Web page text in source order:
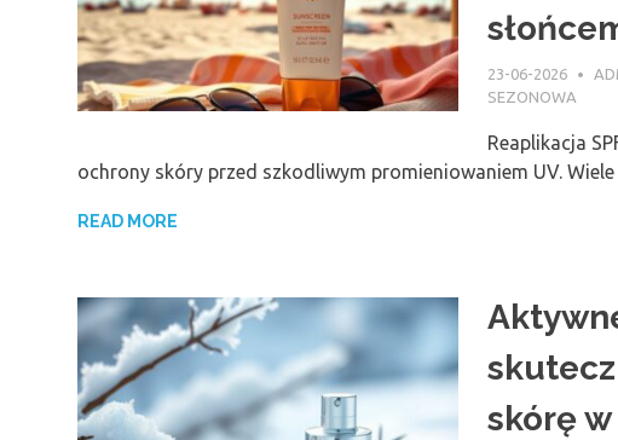
23-06-2026
SEZONOWA
Reaplikacja
ochrony skóry przed szkodliwym promieniowaniem UV.
READ MORE
skórę